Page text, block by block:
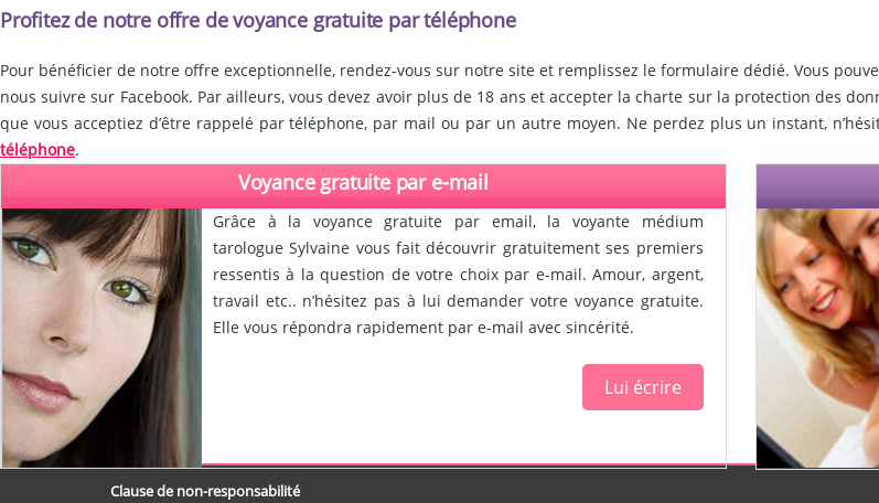
Profitez de notre offre de voyance gratuite par téléphone
Pour bénéficier de notre offre exceptionnelle, rendez-vous sur notre site et remplissez le formulaire dédié. Vous
nous suivre sur Facebook. Par ailleurs, vous devez avoir plus de 18 ans et accepter la charte sur la protection des
que vous acceptiez d’être rappelé par téléphone, par mail ou par un autre moyen. Ne perdez plus un instant,
téléphone.
Voyance gratuite par e-mail
Grâce à la voyance gratuite par email, la voyante médium
tarologue Sylvaine vous fait découvrir gratuitement ses premiers
ressentis à la question de votre choix par e-mail. Amour, argent,
travail etc.. n’hésitez pas à lui demander votre voyance gratuite.
Elle vous répondra rapidement par e-mail avec sincérité.
Lui écrire
Clause de non-responsabilité